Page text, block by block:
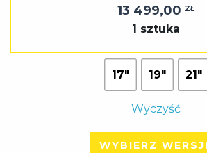
13 499,00 ZŁ
1 sztuka
17" 19" 21"
Wyczyść
WYBIERZ